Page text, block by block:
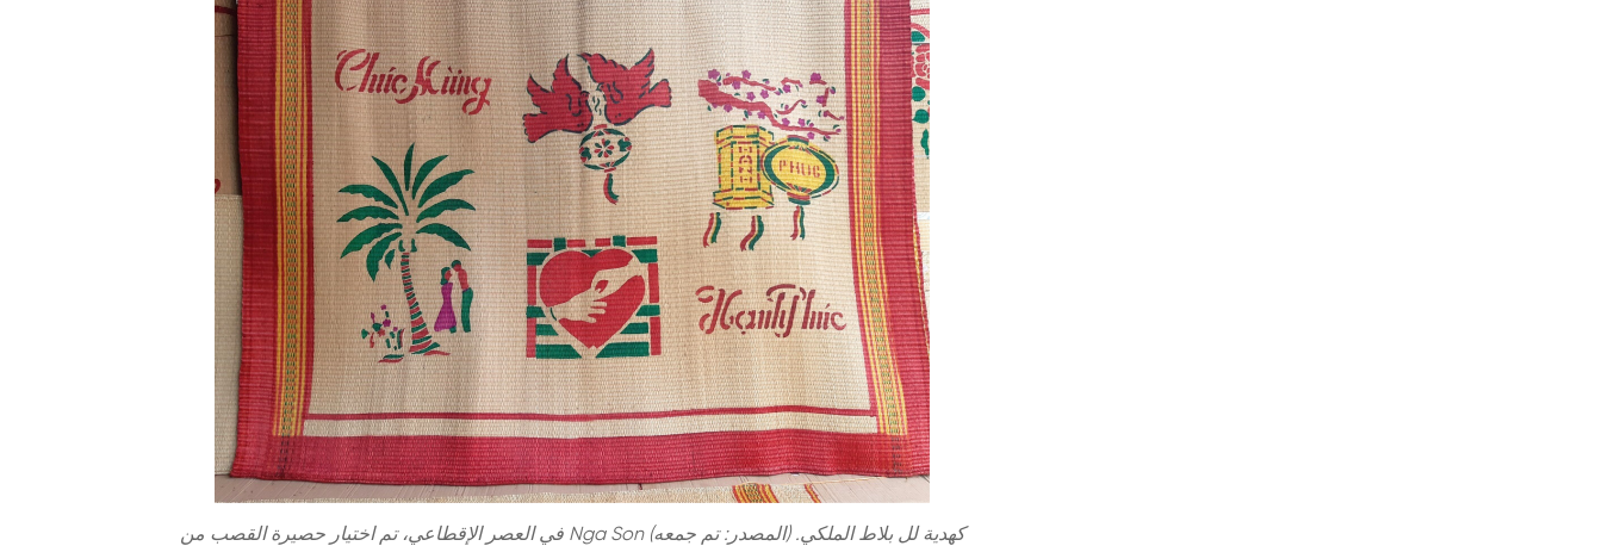
في العصر الإقطاعي، تم اختيار حصيرة القصب من Nga Son كهدية لل بلاط الملكي. (المصدر: تم جمعه)